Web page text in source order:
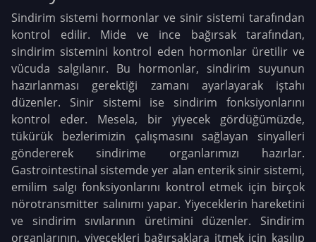
Sindirim sistemi hormonlar ve sinir sistemi tarafından
kontrol edilir. Mide ve ince bağırsak tarafından,
sindirim sistemini kontrol eden hormonlar üretilir ve
vücuda salgılanır. Bu hormonlar, sindirim suyunun
hazırlanması gerektiği zamanı ayarlayarak iştahı
düzenler. Sinir sistemi ise sindirim fonksiyonlarını
kontrol eder. Mesela, bir yiyecek gördüğümüzde,
tükürük bezlerimizin çalışmasını sağlayan sinyalleri
göndererek sindirime organlarımızı hazırlar.
Gastrointestinal sistemde yer alan enterik sinir sistemi,
emilim salgı fonksiyonlarını kontrol etmek için birçok
nörotransmitter salınımı yapar. Yiyeceklerin hareketini
ve sindirim sıvılarının üretimini düzenler. Sindirim
organlarının, yiyecekleri bağırsaklara itmek için kasılıp